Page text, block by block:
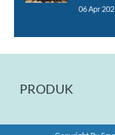
06 Apr
PRODUK